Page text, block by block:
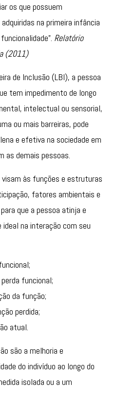
os que possuem
na primeira infância
Relatório
(2011)
de Inclusão (LBI), a pessoa
tem impedimento de longo
intelectual ou sensorial,
ou mais barreiras, pode
e efetiva na sociedade em
as demais pessoas.
às funções e estruturas
fatores ambientais e
que a pessoa atinja e
na interação com seu
funcional;
da função;
perdida;
atual.
são a melhoria e
do indivíduo ao longo do
isolada ou a um